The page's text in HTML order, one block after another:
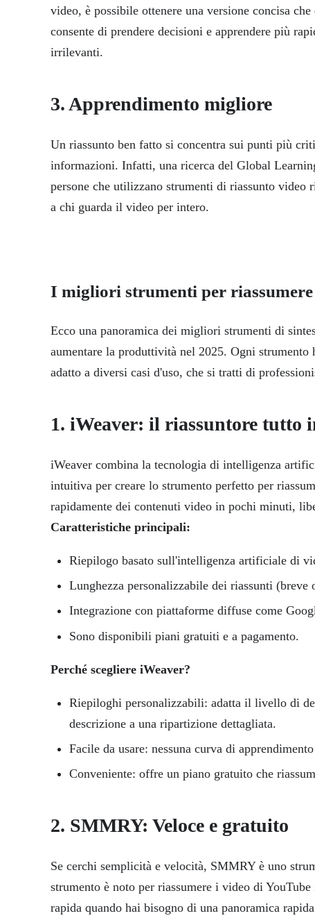
video, è possibile ottenere una versione concisa
consente di prendere decisioni e apprendere più
irrilevanti.
3. Apprendimento migliore
Un riassunto ben fatto si concentra sui punti più
informazioni. Infatti, una ricerca del Global
persone che utilizzano strumenti di riassunto
a chi guarda il video per intero.
I migliori strumenti per
Ecco una panoramica dei migliori strumenti di
aumentare la produttività nel 2025. Ogni strumento
adatto a diversi casi d'uso, che si tratti di
1. iWeaver: il riassuntore tutto
iWeaver combina la tecnologia di intelligenza
intuitiva per creare lo strumento perfetto per
rapidamente dei contenuti video in pochi minuti,
Caratteristiche principali:
Riepilogo basato sull'intelligenza artificiale di
Lunghezza personalizzabile dei riassunti (breve
Integrazione con piattaforme diffuse come
Sono disponibili piani gratuiti e a pagamento.
Perché scegliere iWeaver?
Riepiloghi personalizzabili: adatta il livello di
descrizione a una ripartizione dettagliata.
Facile da usare: nessuna curva di
Conveniente: offre un piano gratuito che
2. SMMRY: Veloce e gratuito
Se cerchi semplicità e velocità, SMMRY è uno
strumento è noto per riassumere i video di
rapida quando hai bisogno di una panoramica